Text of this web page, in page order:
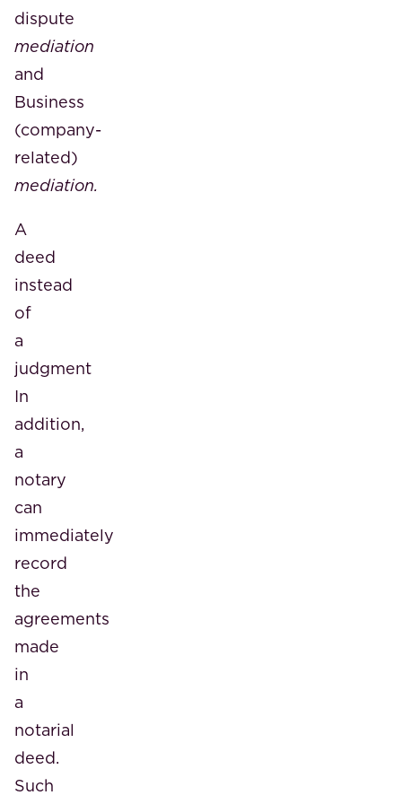
dispute
mediation
and
Business
(company-
related)
mediation.
A
deed
instead
of
a
judgment
In
addition,
a
notary
can
immediately
record
the
agreements
made
in
a
notarial
deed.
Such